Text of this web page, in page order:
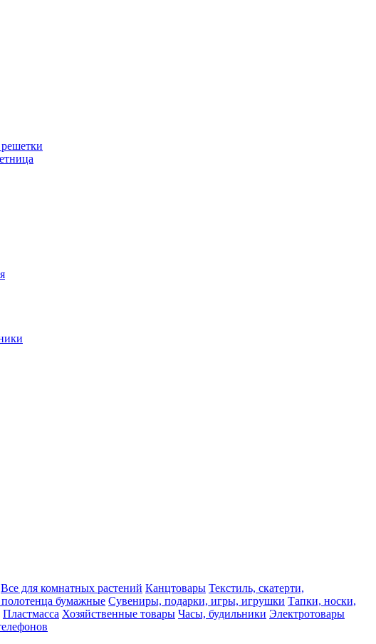
Все для комнатных растений Канцтовары Текстиль, скатерти,
полотенца бумажные Сувениры, подарки, игры, игрушки Тапки, носки,
Пластмасса Хозяйственные товары Часы, будильники Электротовары